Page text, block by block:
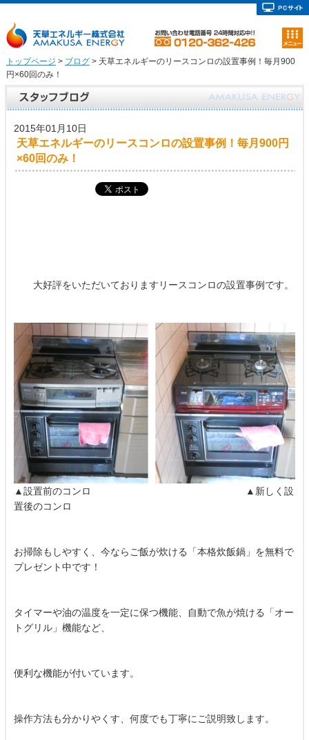
トップページ > ブログ> 天草エネルギーのリースコンロの設置事例！毎月900
円×60回のみ！
2015年01月10日
天草エネルギーのリースコンロの設置事例！毎月900円
×60回のみ！
大好評をいただいておりますリースコンロの設置事例です。
▲設置前のコンロ ▲新しく設
置後のコンロ
お掃除もしやすく、今ならご飯が炊ける「本格炊飯鍋」を無料で
プレゼント中です！
タイマーや油の温度を一定に保つ機能、自動で魚が焼ける「オー
トグリル」機能など、
便利な機能が付いています。
操作方法も分かりやくす、何度でも丁寧にご説明致します。